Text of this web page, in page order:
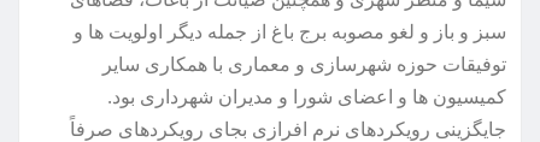
سبز و باز و لغو مصوبه برج باغ از جمله دیگر اولویت ها و
توفیقات حوزه شهرسازی و معماری با همکاری سایر
کمیسیون ها و اعضای شورا و مدیران شهرداری بود.
جایگزینی رویکردهای نرم افرازی بجای رویکردهای صرفاً